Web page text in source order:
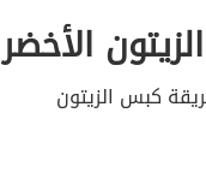
الأخضر
كبس الزيتون